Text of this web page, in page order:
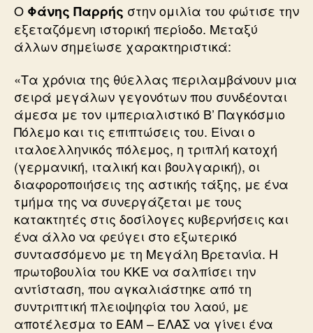
Ο Φάνης Παρρής στην ομιλία του φώτισε την
εξεταζόμενη ιστορική περίοδο. Μεταξύ
άλλων σημείωσε χαρακτηριστικά:
«Τα χρόνια της θύελλας περιλαμβάνουν μια
σειρά μεγάλων γεγονότων που συνδέονται
άμεσα με τον ιμπεριαλιστικό Β’ Παγκόσμιο
Πόλεμο και τις επιπτώσεις του. Είναι ο
ιταλοελληνικός πόλεμος, η τριπλή κατοχή
(γερμανική, ιταλική και βουλγαρική), οι
διαφοροποιήσεις της αστικής τάξης, με ένα
τμήμα της να συνεργάζεται με τους
κατακτητές στις δοσίλογες κυβερνήσεις και
ένα άλλο να φεύγει στο εξωτερικό
συντασσόμενο με τη Μεγάλη Βρετανία. Η
πρωτοβουλία του ΚΚΕ να σαλπίσει την
αντίσταση, που αγκαλιάστηκε από τη
συντριπτική πλειοψηφία του λαού, με
αποτέλεσμα το ΕΑΜ – ΕΛΑΣ να γίνει ένα